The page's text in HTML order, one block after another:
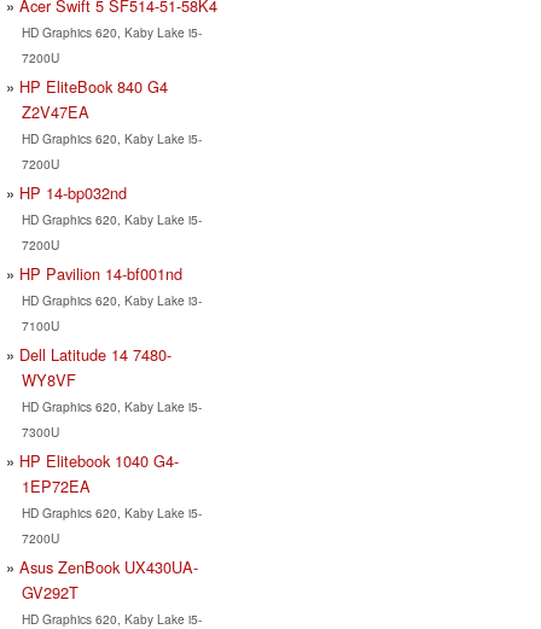
Acer Swift 5 SF514-51-58K4
HD Graphics 620, Kaby Lake i5-
7200U
HP EliteBook 840 G4
Z2V47EA
HD Graphics 620, Kaby Lake i5-
7200U
HP 14-bp032nd
HD Graphics 620, Kaby Lake i5-
7200U
HP Pavilion 14-bf001nd
HD Graphics 620, Kaby Lake i3-
7100U
Dell Latitude 14 7480-
WY8VF
HD Graphics 620, Kaby Lake i5-
7300U
HP Elitebook 1040 G4-
1EP72EA
HD Graphics 620, Kaby Lake i5-
7200U
Asus ZenBook UX430UA-
GV292T
HD Graphics 620, Kaby Lake i5-